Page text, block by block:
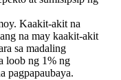
Kaakit-akit na
na may kaakit-akit
sa madaling
loob ng 1% ng
pagpapaubaya.